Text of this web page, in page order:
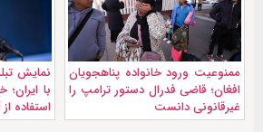
ممنوعیت ورود خانواده پناهجویان
افغان؛ قاضی فدرال دستور ترامپ را
غیرقانونی دانست
نمايش
با
استفاده